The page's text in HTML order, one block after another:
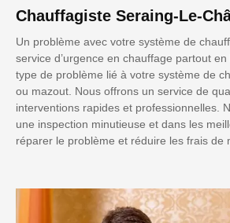
Chauffagiste Seraing-Le-
Un problème avec votre système de
service d’urgence en chauffage partout
type de problème lié à votre système de
ou mazout. Nous offrons un service de
interventions rapides et professionnelles.
une inspection minutieuse et dans les
réparer le problème et réduire les frais de